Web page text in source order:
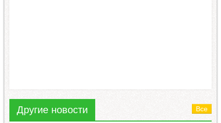
Другие новости Все